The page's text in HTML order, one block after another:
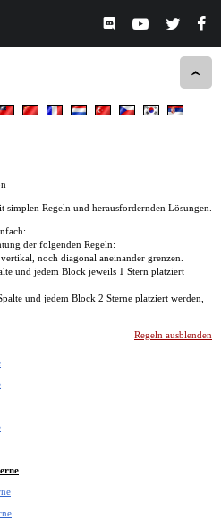
Regeln und herausfordernden Lösungen.
der folgenden Regeln:
noch diagonal aneinander grenzen.
und jedem Block jeweils 1 Stern platziert
und jedem Block 2 Sterne platziert werden,
Regeln ausblenden